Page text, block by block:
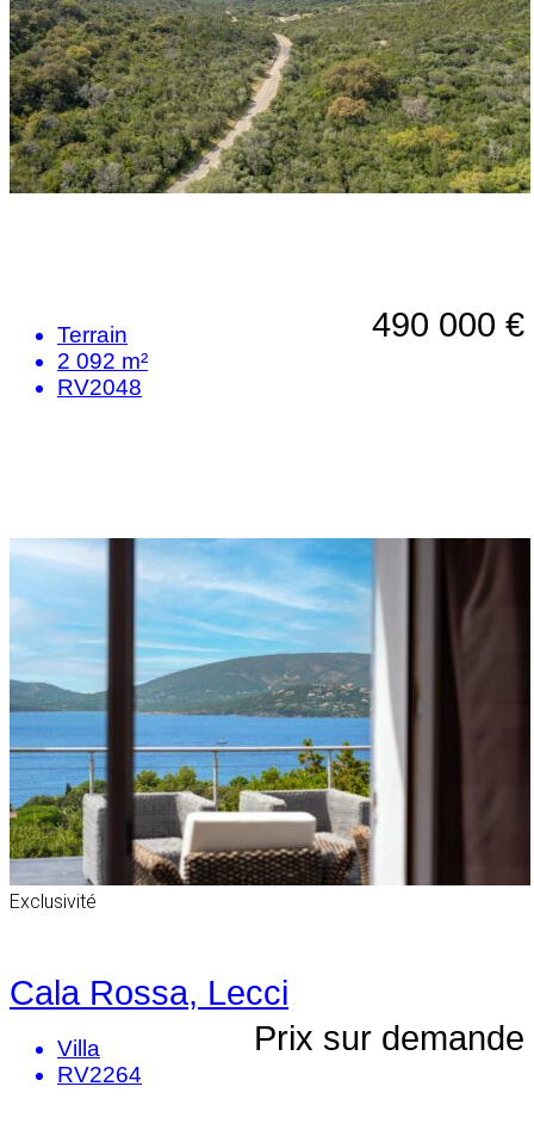
490 000 €
Terrain
2 092 m²
RV2048
Exclusivité
Cala Rossa, Lecci
Prix sur demande
Villa
RV2264